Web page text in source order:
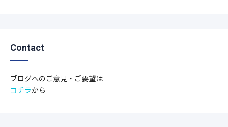
Contact
ブログへのご意見・ご要望は
コチラから